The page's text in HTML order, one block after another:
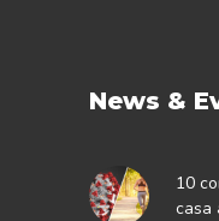
News &
10
casa